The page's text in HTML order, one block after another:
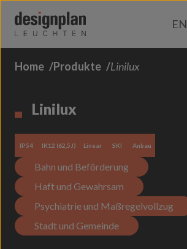
EN
Über Uns
Kontakt
FAQs
Home Produkte Linilux
Linilux
IP54 IK12 (62,5J) Linear SKI Anbau
Bahn und Beförderung
Haft und Gewahrsam
Psychiatrie und Maßregelvollzug
Stadt und Gemeinde